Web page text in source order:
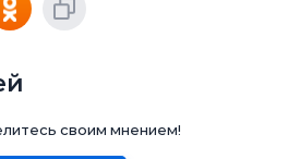
своим мнением!